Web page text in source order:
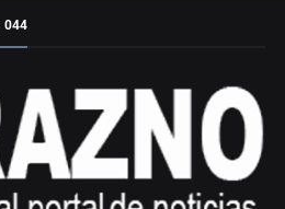
044